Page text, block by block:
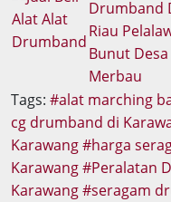
Tags: alat marching
cg drumband di
Karawang
harga
Karawang
Peralatan
Karawang
seragam